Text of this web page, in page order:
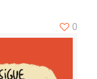
0